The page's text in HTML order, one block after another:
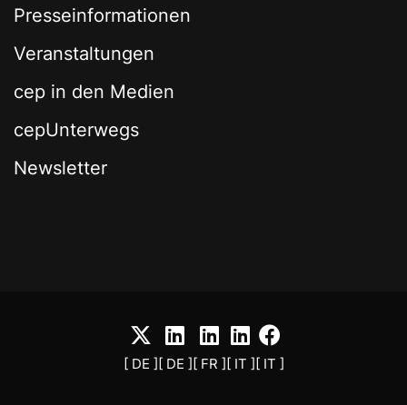
Presseinformationen
Veranstaltungen
cep in den Medien
cepUnterwegs
Newsletter
[ DE ] [ DE ] [ FR ] [ IT ] [ IT ]